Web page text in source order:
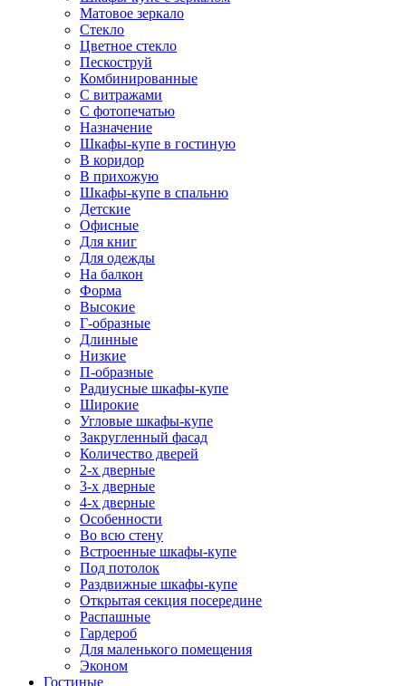
Матовое зеркало
Стекло
Цветное стекло
Пескоструй
Комбинированные
С витражами
С фотопечатью
Назначение
Шкафы-купе в гостиную
В коридор
В прихожую
Шкафы-купе в спальню
Детские
Офисные
Для книг
Для одежды
На балкон
Форма
Высокие
Г-образные
Длинные
Низкие
П-образные
Радиусные шкафы-купе
Широкие
Угловые шкафы-купе
Закругленный фасад
Количество дверей
2-х дверные
3-х дверные
4-х дверные
Особенности
Во всю стену
Встроенные шкафы-купе
Под потолок
Раздвижные шкафы-купе
Открытая секция посередине
Распашные
Гардероб
Для маленького помещения
Эконом
Гостиные